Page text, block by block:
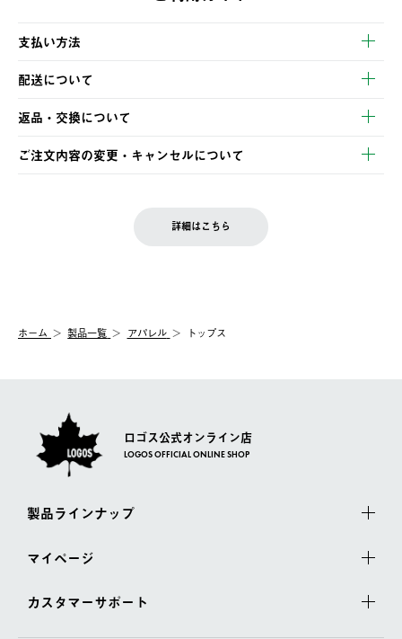
支払い方法
以下のいずれかの方法でお支払いいただけます。
・クレジットカード決済
・コンビニ決済
・Pay-easy決済
配送について
【発送スケジュール】
ご注文・ご入金完了より2営業日以内に商品を発送いたします。
土日祝の発送はございませんので、木曜日以降のご注文は週明け
の発送となる場合がございます。
【配送業者】
佐川急便にて配送されます。
返品・交換について
※お客様都合の場合
お客様都合の返品にかかる送料は、お客様ご負担とさせていただ
一度お手元の商品を返品いただき、ご希望商品を再注文してくだ
ご注文内容の変更・キャンセルについて
LOGOS FAMILY会員の方は、会員マイページ内 購入履歴画面に
詳細はこちら
ホーム 製品一覧 アパレル トップス
ロゴス公式オンライン店
LOGOS OFFICIAL ONLINE SHOP
製品ラインナップ
マイページ
カスタマーサポート